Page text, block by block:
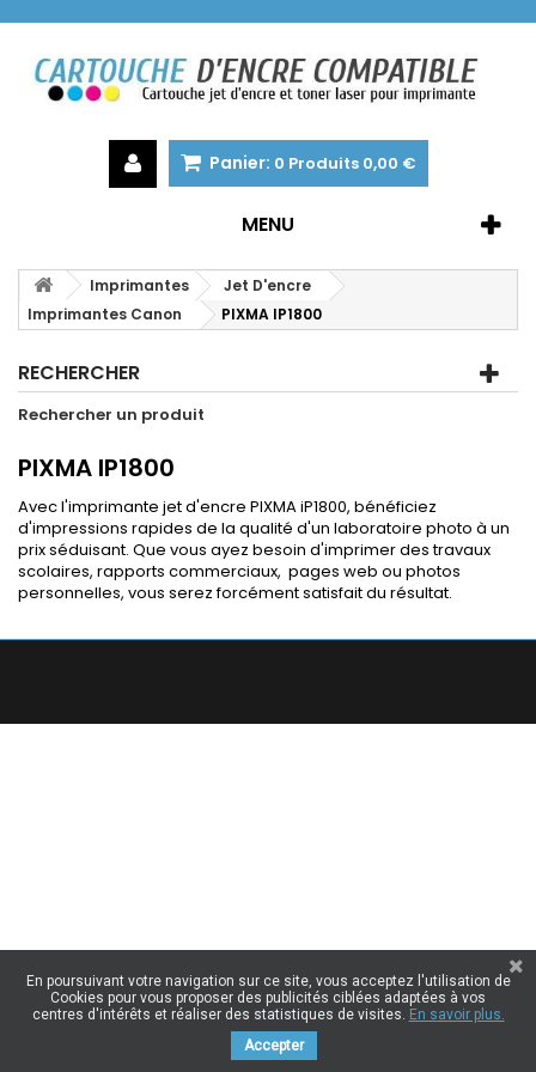
Panier: 0 Produits 0,00 €
MENU
Imprimantes
Jet D'encre
Imprimantes Canon
PIXMA IP1800
RECHERCHER
Rechercher un produit
PIXMA IP1800
Avec l'imprimante jet d'encre PIXMA iP1800, bénéficiez
d'impressions rapides de la qualité d'un laboratoire photo à un
prix séduisant. Que vous ayez besoin d'imprimer des travaux
scolaires, rapports commerciaux, pages web ou photos
personnelles, vous serez forcément satisfait du résultat.
En poursuivant votre navigation sur ce site, vous acceptez l'utilisation de
Cookies pour vous proposer des publicités ciblées adaptées à vos
centres d'intérêts et réaliser des statistiques de visites. En savoir plus.
Accepter